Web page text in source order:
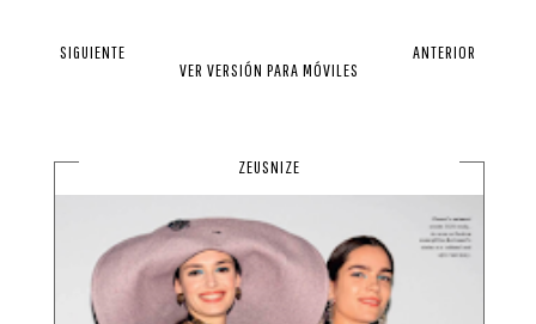
SIGUIENTE
ANTERIOR
VER VERSIÓN PARA MÓVILES
ZEUSNIZE